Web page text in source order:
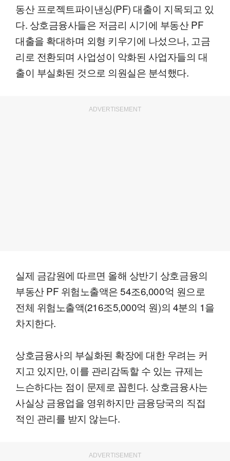
동산 프로젝트파이낸싱(PF) 대출이 지목되고 있
다. 상호금융사들은 저금리 시기에 부동산 PF
대출을 확대하며 외형 키우기에 나섰으나, 고금
리로 전환되며 사업성이 악화된 사업자들의 대
출이 부실화된 것으로 의원실은 분석했다.
ADVERTISEMENT
실제 금감원에 따르면 올해 상반기 상호금융의
부동산 PF 위험노출액은 54조6,000억 원으로
전체 위험노출액(216조5,000억 원)의 4분의 1을
차지한다.
상호금융사의 부실화된 확장에 대한 우려는 커
지고 있지만, 이를 관리감독할 수 있는 규제는
느슨하다는 점이 문제로 꼽힌다. 상호금융사는
사실상 금융업을 영위하지만 금융당국의 직접
적인 관리를 받지 않는다.
ADVERTISEMENT